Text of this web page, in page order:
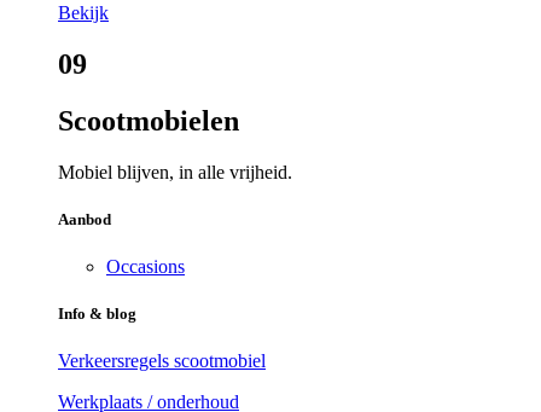
Bekijk
09
Scootmobielen
Mobiel blijven, in alle vrijheid.
Aanbod
Occasions
Info & blog
Verkeersregels scootmobiel
Werkplaats / onderhoud